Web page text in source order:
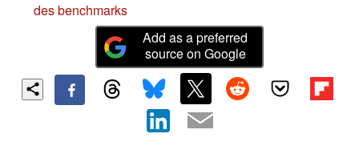
des benchmarks
Add as a preferred
source on Google